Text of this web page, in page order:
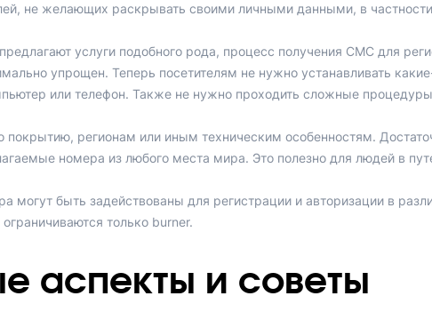
не желающих раскрывать своими личными данными, в
услуги подобного рода, процесс получения СМС для
упрощен. Теперь посетителям не нужно устанавливать
или телефон. Также не нужно проходить сложные
покрытию, регионам или иным техническим особенностям.
номера из любого места мира. Это полезно для людей в
быть задействованы для регистрации и авторизации в
только burner.
аспекты и советы